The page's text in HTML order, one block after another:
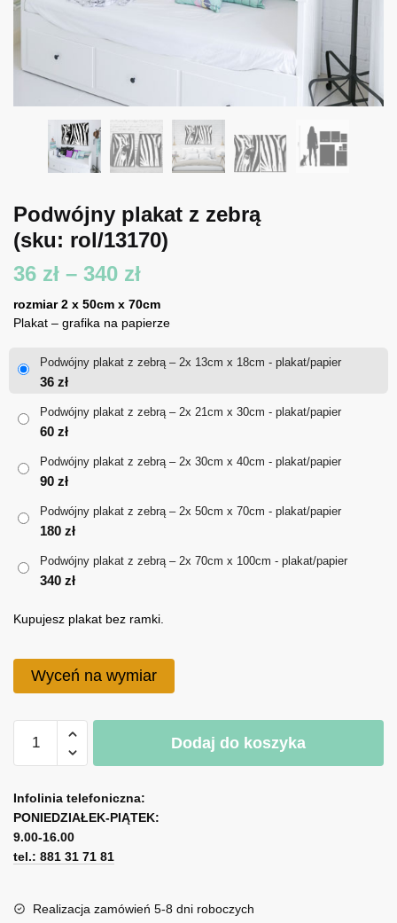
Podwójny plakat z zebrą
(sku: rol/13170)
36 zł – 340 złZakres
cen:
36 zł
do
rozmiar 2 x 50cm x 70cm
Plakat – grafika na papierze
Podwójny plakat z zebrą – 2x 13cm x 18cm - plakat/papier
36 zł
Podwójny plakat z zebrą – 2x 21cm x 30cm - plakat/papier
60 zł
Podwójny plakat z zebrą – 2x 30cm x 40cm - plakat/papier
90 zł
Podwójny plakat z zebrą – 2x 50cm x 70cm - plakat/papier
180 zł
Podwójny plakat z zebrą – 2x 70cm x 100cm - plakat/papier
340 zł
Kupujesz plakat bez ramki.
Wyceń na wymiar
Podwójny
z
zebrą
Dodaj do koszyka
l
t
e
r
a
Infolinia telefoniczna:
PONIEDZIAŁEK-PIĄTEK:
9.00-16.00
tel.: 881 31 71 81
Realizacja zamówień 5-8 dni roboczych